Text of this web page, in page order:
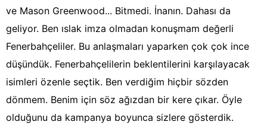
ve Mason Greenwood... Bitmedi. İnanın. Dahası da
geliyor. Ben ıslak imza olmadan konuşmam değerli
Fenerbahçeliler. Bu anlaşmaları yaparken çok çok ince
düşündük. Fenerbahçelilerin beklentilerini karşılayacak
isimleri özenle seçtik. Ben verdiğim hiçbir sözden
dönmem. Benim için söz ağızdan bir kere çıkar. Öyle
olduğunu da kampanya boyunca sizlere gösterdik.